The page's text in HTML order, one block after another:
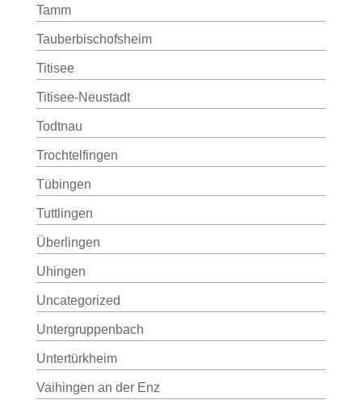
Tamm
Tauberbischofsheim
Titisee
Titisee-Neustadt
Todtnau
Trochtelfingen
Tübingen
Tuttlingen
Überlingen
Uhingen
Uncategorized
Untergruppenbach
Untertürkheim
Vaihingen an der Enz